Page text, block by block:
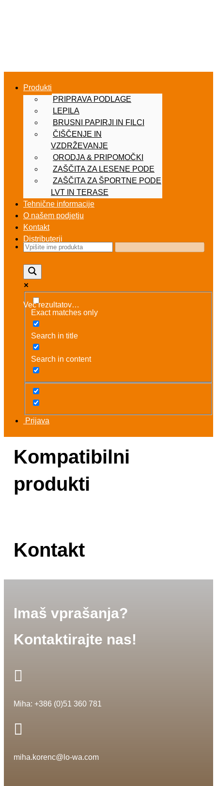
Produkti
PRIPRAVA PODLAGE
LEPILA
BRUSNI PAPIRJI IN FILCI
ČIŠČENJE IN
VZDRŽEVANJE
ORODJA & PRIPOMOČKI
ZAŠČITA ZA LESENE PODE
ZAŠČITA ZA ŠPORTNE PODE
LVT IN TERASE
Tehnične informacije
O našem podjetju
Kontakt
Distributerji
Več rezultatov…
Exact matches only
Search in title
Search in content
Prijava
Kompatibilni
produkti
Kontakt
Imaš vprašanja?
Kontaktirajte nas!

Miha: +386 (0)51 360 781

miha.korenc@lo-wa.com